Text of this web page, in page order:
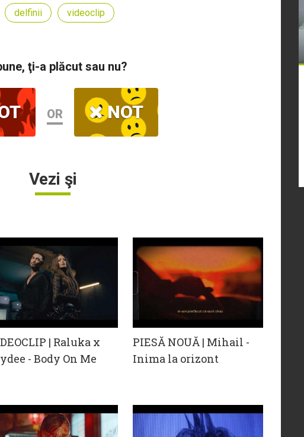
delfinii videoclip
ţi-a plăcut sau nu?
OR NOT
Vezi şi
| Raluka x
- Body On Me
PIESĂ NOUĂ | Mihail -
Inima la orizont